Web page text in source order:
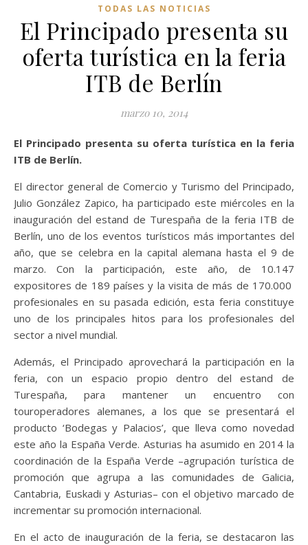
TODAS LAS NOTICIAS
El Principado presenta su
oferta turística en la feria
ITB de Berlín
marzo 10, 2014
El Principado presenta su oferta turística en la feria
ITB de Berlín.
El director general de Comercio y Turismo del Principado,
Julio González Zapico, ha participado este miércoles en la
inauguración del estand de Turespaña de la feria ITB de
Berlín, uno de los eventos turísticos más importantes del
año, que se celebra en la capital alemana hasta el 9 de
marzo. Con la participación, este año, de 10.147
expositores de 189 países y la visita de más de 170.000
profesionales en su pasada edición, esta feria constituye
uno de los principales hitos para los profesionales del
sector a nivel mundial.
Además, el Principado aprovechará la participación en la
feria, con un espacio propio dentro del estand de
Turespaña, para mantener un encuentro con
touroperadores alemanes, a los que se presentará el
producto ‘Bodegas y Palacios’, que lleva como novedad
este año la España Verde. Asturias ha asumido en 2014 la
coordinación de la España Verde –agrupación turística de
promoción que agrupa a las comunidades de Galicia,
Cantabria, Euskadi y Asturias– con el objetivo marcado de
incrementar su promoción internacional.
En el acto de inauguración de la feria, se destacaron las